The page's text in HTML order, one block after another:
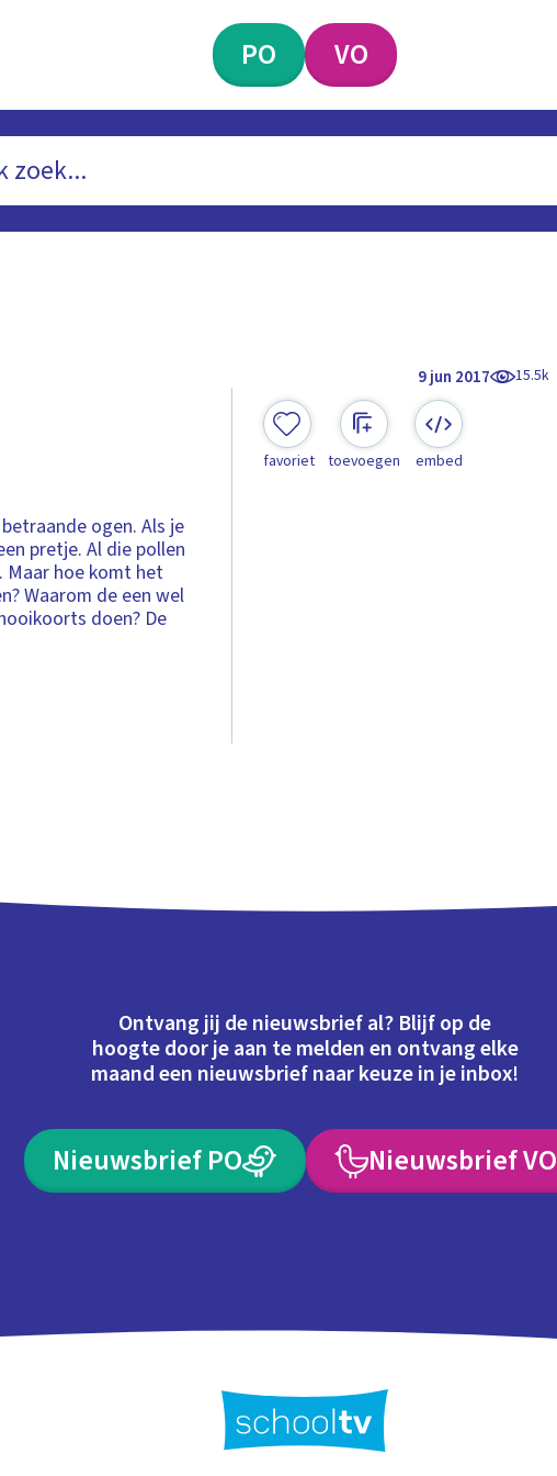
PO VO
9 jun 2017 15.5k
ogen. Als je
pretje. Al die pollen
Maar hoe komt het
Waarom de een wel
doen? De
favoriet toevoegen embed
Ontvang jij de nieuwsbrief al? Blijf op de
hoogte door je aan te melden en ontvang elke
maand een nieuwsbrief naar keuze in je inbox!
Nieuwsbrief PO Nieuwsbrief VO